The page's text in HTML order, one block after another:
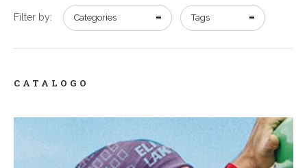
Filter by: Categories Tags
CATALOGO